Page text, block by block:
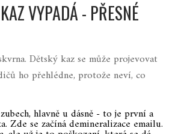
VYPADÁ - PŘESNÉ
Dětský kaz se může projevovat
ho přehlédne, protože neví, co
hlavně u dásně - to je první a
Zde se začíná demineralizace emailu.